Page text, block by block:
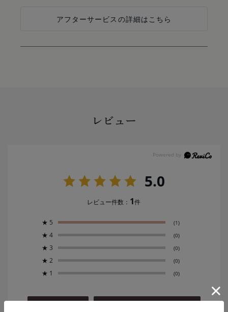
アフターサービスの詳細はこちら
レビュー
5.0
レビュー件数： 1件
★ 5 (1)
★ 4 (0)
★ 3 (0)
★ 2 (0)
★ 1 (0)